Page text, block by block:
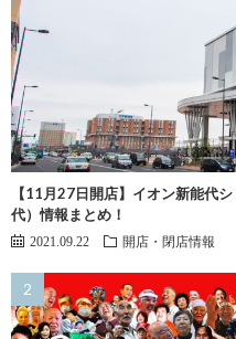
【11月27日開店】イオン新能代
代）情報まとめ！
2021.09.22 開店・閉店情報